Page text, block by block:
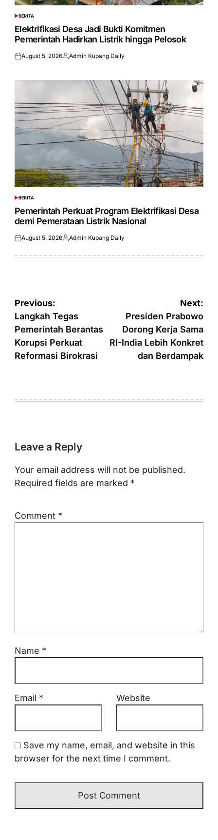
POSTED
IN
BERITA
Elektrifikasi Desa Jadi Bukti Komitmen
Pemerintah Hadirkan Listrik hingga Pelosok
Posted
August 5, 2026Posted
Admin Kupang Daily
POSTED
IN
BERITA
Pemerintah Perkuat Program Elektrifikasi Desa
demi Pemerataan Listrik Nasional
Posted
August 5, 2026Posted
Admin Kupang Daily
Post
navigation
Previous:
Langkah Tegas
Pemerintah Berantas
Korupsi Perkuat
Reformasi Birokrasi
Next:
Presiden Prabowo
Dorong Kerja Sama
RI-India Lebih Konkret
dan Berdampak
Leave a Reply
Your email address will not be published.
Required fields are marked *
Comment *
Name *
Email * Website
Save my name, email, and website in this
browser for the next time I comment.